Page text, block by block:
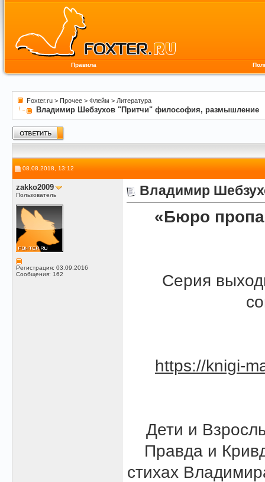
Правила
Foxter.ru > Прочее > Флейм > Литература
Владимир Шебзухов "Притчи" философия, размышление
08.08.2018, 13:12
zakko2009
Пользователь
Регистрация: 03.09.2016
Сообщения: 162
Владимир
«Бюро
Серия
https://knigi-
Дети и
Правда и
стихах